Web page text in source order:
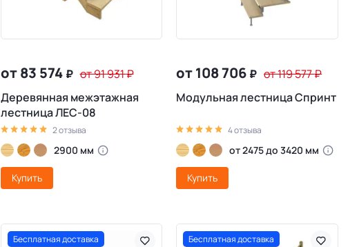
от 83 574 ₽ от 91 931₽
Деревянная межэтажная
лестница ЛЕС-08
2 отзыва
2900 мм
Купить
от 108 706 ₽ от 119 577₽
Модульная лестница Спринт
4 отзыва
от 2475 до 3420 мм
Купить
Бесплатная доставка
Бесплатная доставка